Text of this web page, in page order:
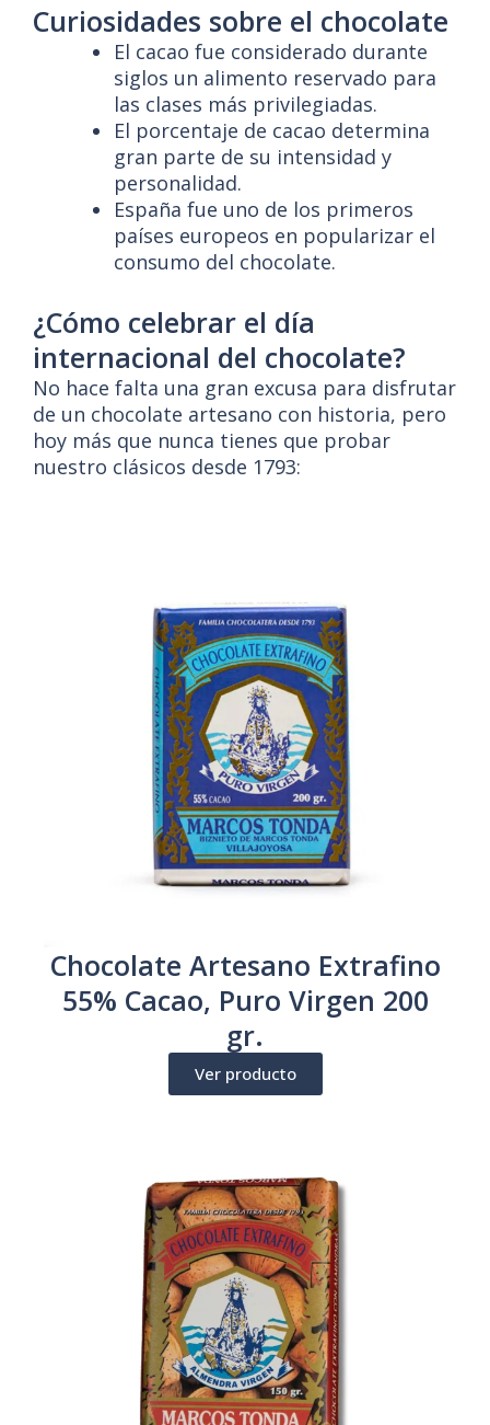
Curiosidades sobre el chocolate
El cacao fue considerado durante
siglos un alimento reservado para
las clases más privilegiadas.
El porcentaje de cacao determina
gran parte de su intensidad y
personalidad.
España fue uno de los primeros
países europeos en popularizar el
consumo del chocolate.
¿Cómo celebrar el día
internacional del chocolate?
No hace falta una gran excusa para disfrutar
de un chocolate artesano con historia, pero
hoy más que nunca tienes que probar
nuestro clásicos desde 1793:
Chocolate Artesano Extrafino
55% Cacao, Puro Virgen 200
gr.
Ver producto